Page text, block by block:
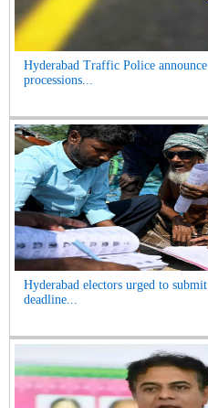
Hyderabad Traffic Police
processions...
Hyderabad electors urged to
deadline...